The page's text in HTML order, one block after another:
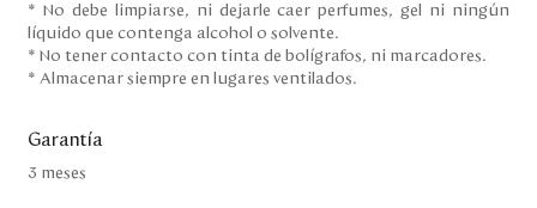
* No debe limpiarse, ni dejarle caer perfumes, gel ni ningún
líquido que contenga alcohol o solvente.
* No tener contacto con tinta de bolígrafos, ni marcadores.
* Almacenar siempre en lugares ventilados.
Garantía
3 meses